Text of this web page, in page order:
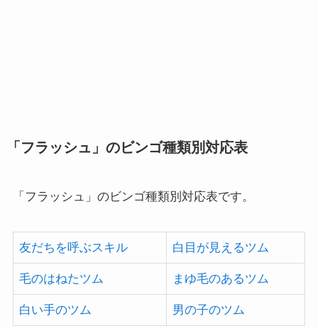
「フラッシュ」のビンゴ種類別対応表
「フラッシュ」のビンゴ種類別対応表です。
友だちを呼ぶスキル 白目が見えるツム
毛のはねたツム まゆ毛のあるツム
白い手のツム 男の子のツム